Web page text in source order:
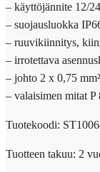
– käyttöjännite 12/
– suojausluokka
– ruuvikiinnitys,
– irrotettava
– johto 2 x 0,75
– valaisimen mitat
Tuotekoodi:
Tuotteen takuu: 2